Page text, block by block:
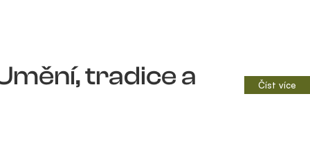
tradice a
Číst více